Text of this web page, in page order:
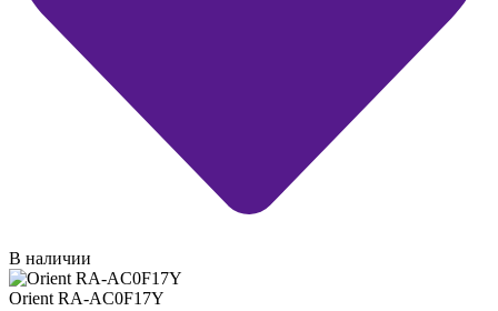
В наличии
Orient RA-AC0F17Y